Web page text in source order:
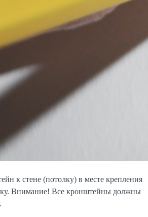
к стене (потолку) в месте крепления
Внимание! Все кронштейны должны